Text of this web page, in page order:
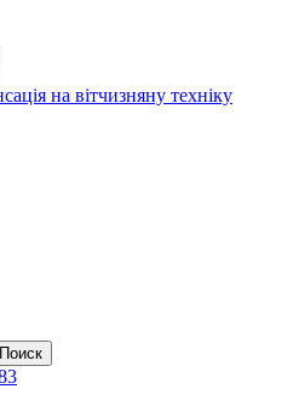
на вітчизняну техніку
Поиск